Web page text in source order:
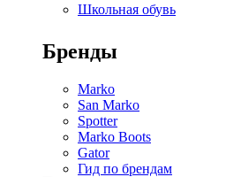
Школьная обувь
Бренды
Marko
San Marko
Spotter
Marko Boots
Gator
Гид по брендам